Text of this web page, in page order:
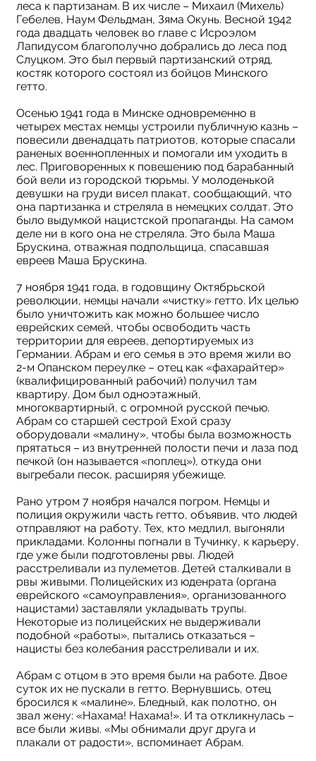
леса к партизанам. В их числе – Михаил (Михель)
Гебелев, Наум Фельдман, Зяма Окунь. Весной 1942
года двадцать человек во главе с Исроэлом
Лапидусом благополучно добрались до леса под
Слуцком. Это был первый партизанский отряд,
костяк которого состоял из бойцов Минского
гетто.
Осенью 1941 года в Минске одновременно в
четырех местах немцы устроили публичную казнь –
повесили двенадцать патриотов, которые спасали
раненых военнопленных и помогали им уходить в
лес. Приговоренных к повешению под барабанный
бой вели из городской тюрьмы. У молоденькой
девушки на груди висел плакат, сообщающий, что
она партизанка и стреляла в немецких солдат. Это
было выдумкой нацистской пропаганды. На самом
деле ни в кого она не стреляла. Это была Маша
Брускина, отважная подпольщица, спасавшая
евреев Маша Брускина.
7 ноября 1941 года, в годовщину Октябрьской
революции, немцы начали «чистку» гетто. Их целью
было уничтожить как можно большее число
еврейских семей, чтобы освободить часть
территории для евреев, депортируемых из
Германии. Абрам и его семья в это время жили во
2-м Опанском переулке – отец как «фахарайтер»
(квалифицированный рабочий) получил там
квартиру. Дом был одноэтажный,
многоквартирный, с огромной русской печью.
Абрам со старшей сестрой Ехой сразу
оборудовали «малину», чтобы была возможность
прятаться – из внутренней полости печи и лаза под
печкой (он называется «поплец»), откуда они
выгребали песок, расширяя убежище.
Рано утром 7 ноября начался погром. Немцы и
полиция окружили часть гетто, объявив, что людей
отправляют на работу. Тех, кто медлил, выгоняли
прикладами. Колонны погнали в Тучинку, к карьеру,
где уже были подготовлены рвы. Людей
расстреливали из пулеметов. Детей сталкивали в
рвы живыми. Полицейских из юденрата (органа
еврейского «самоуправления», организованного
нацистами) заставляли укладывать трупы.
Некоторые из полицейских не выдерживали
подобной «работы», пытались отказаться –
нацисты без колебания расстреливали и их.
Абрам с отцом в это время были на работе. Двое
суток их не пускали в гетто. Вернувшись, отец
бросился к «малине». Бледный, как полотно, он
звал жену: «Нахама! Нахама!». И та откликнулась –
все были живы. «Мы обнимали друг друга и
плакали от радости», вспоминает Абрам.